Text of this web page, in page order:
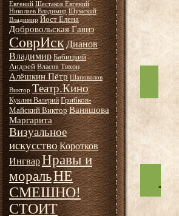
Евгений Шестаков Евгений
Николаев Владимир Шумский
Владимир Йост Елена
Добровольская Гаянэ
СоврИскДианов
Владимир Бабицкий
Андрей Власов Тихон
Алёшкин Пётр Шаповалов
Виктор Театр.Кино
Куклин Валерий Грибков-
Майский Виктор Ваняшова
Маргарита
Визуальное
искусствоКоротков
ИнгварНравы и
моральНЕ
СМЕШНО!
СТОИТ